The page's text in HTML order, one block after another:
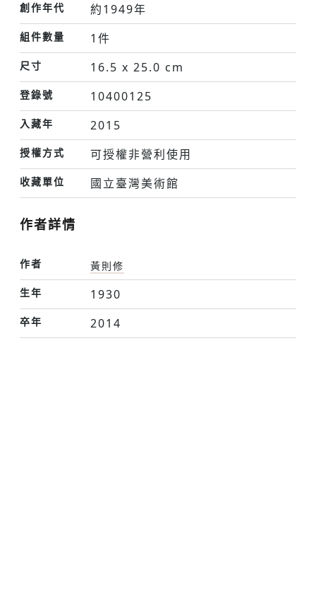
創作年代 約1949年
組件數量 1件
尺寸 16.5 x 25.0 cm
登錄號 10400125
入藏年 2015
授權方式 可授權非營利使用
收藏單位 國立臺灣美術館
作者詳情
作者
黃則修
生年
1930
卒年 2014